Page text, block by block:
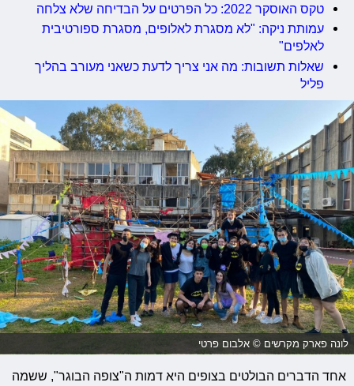
טקס האוסקר 2022: כל הפרטים על הבדיחה שלא צלחה
עמותת ניקה: "לא מסגרת לאלופים, מסגרת ספורטיבית
לאלפים"
שאלות תשובות: מה אני צריך לדעת כשאני מעורב בהליך
פליל
לונה פארק מקרשים © אלבום פרטי
אחד הדברים הבולטים בצופים היא דמות ה"צופה הבוגר", ששמה